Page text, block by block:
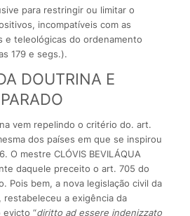
para restringir ou limitar o
incompatíveis com as
e teleológicas do ordenamento
179 e segs.).
DOUTRINA E
vem repelindo o critério do. art.
dos países em que se inspirou
O mestre CLÓVIS BEVILÁQUA
daquele preceito o art. 705 do
Pois bem, a nova legislação civil da
restabeleceu a exigência da
evicto “diritto ad essere indenizzato